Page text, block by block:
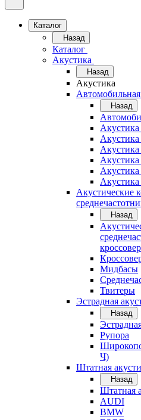
Каталог
Назад
Каталог
Акустика
Назад
Акустика
Автомобильная
Назад
Акустические
Назад
Мидбасы
Твитеры
Эстрадная
Назад
Рупора
Ч)
Штатная
Назад
Штатная
AUDI
BMW